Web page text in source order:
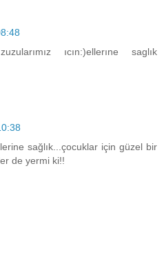
ıcın:)ellerıne saglık
sağlık...çocuklar için güzel bir
de yermi ki!!